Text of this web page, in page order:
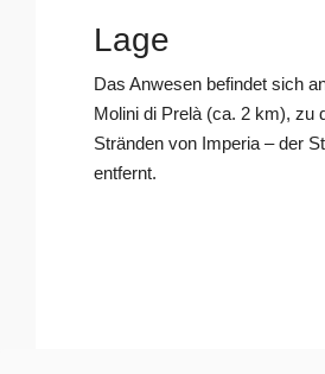
Lage
Das Anwesen befindet sich
Molini di Prelà (ca. 2 km), zu
Stränden von Imperia – der
entfernt.